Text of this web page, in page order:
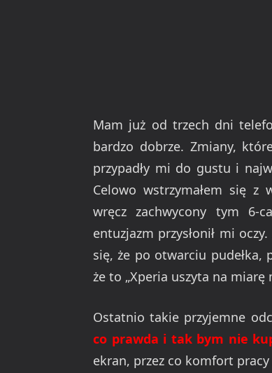
Mam już od trzech dni
bardzo dobrze. Zmiany,
przypadły mi do gustu i
Celowo wstrzymałem się z
wręcz zachwycony tym 6-
entuzjazm przysłonił mi
się, że po otwarciu pudełka,
że to „Xperia uszyta na miarę
Ostatnio takie przyjemne
co prawda i tak bym nie
ekran, przez co komfort